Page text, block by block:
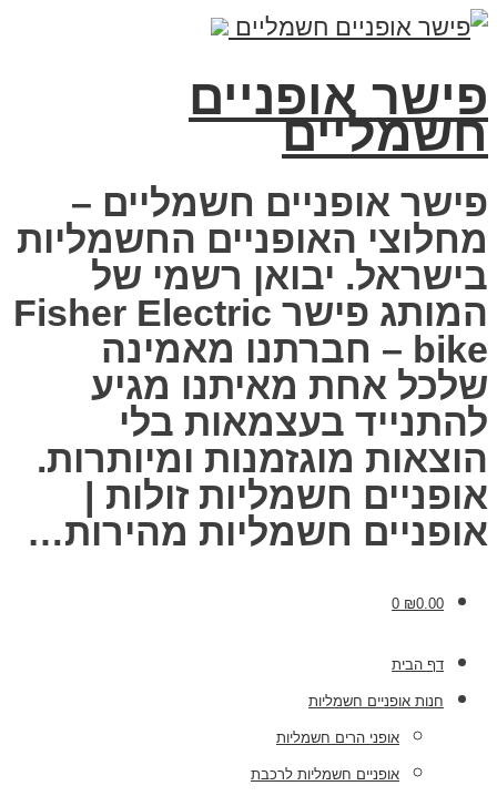
פישר אופניים
חשמליים
פישר אופניים חשמליים –
מחלוצי האופניים החשמליות
בישראל. יבואן רשמי של
המותג פישר Fisher Electric
bike – חברתנו מאמינה
שלכל אחת מאיתנו מגיע
להתנייד בעצמאות בלי
הוצאות מוגזמנות ומיותרות.
אופניים חשמליות זולות |
אופניים חשמליות מהירות…
₪0.00
0
דף הבית
חנות אופניים חשמליות
אופני הרים חשמליות
אופניים חשמליות לרכבת